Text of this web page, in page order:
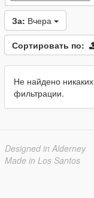
За: Вчера
Сортировать по:
Не найдено
фильтрации.
Designed in Alderney
Made in Los Santos